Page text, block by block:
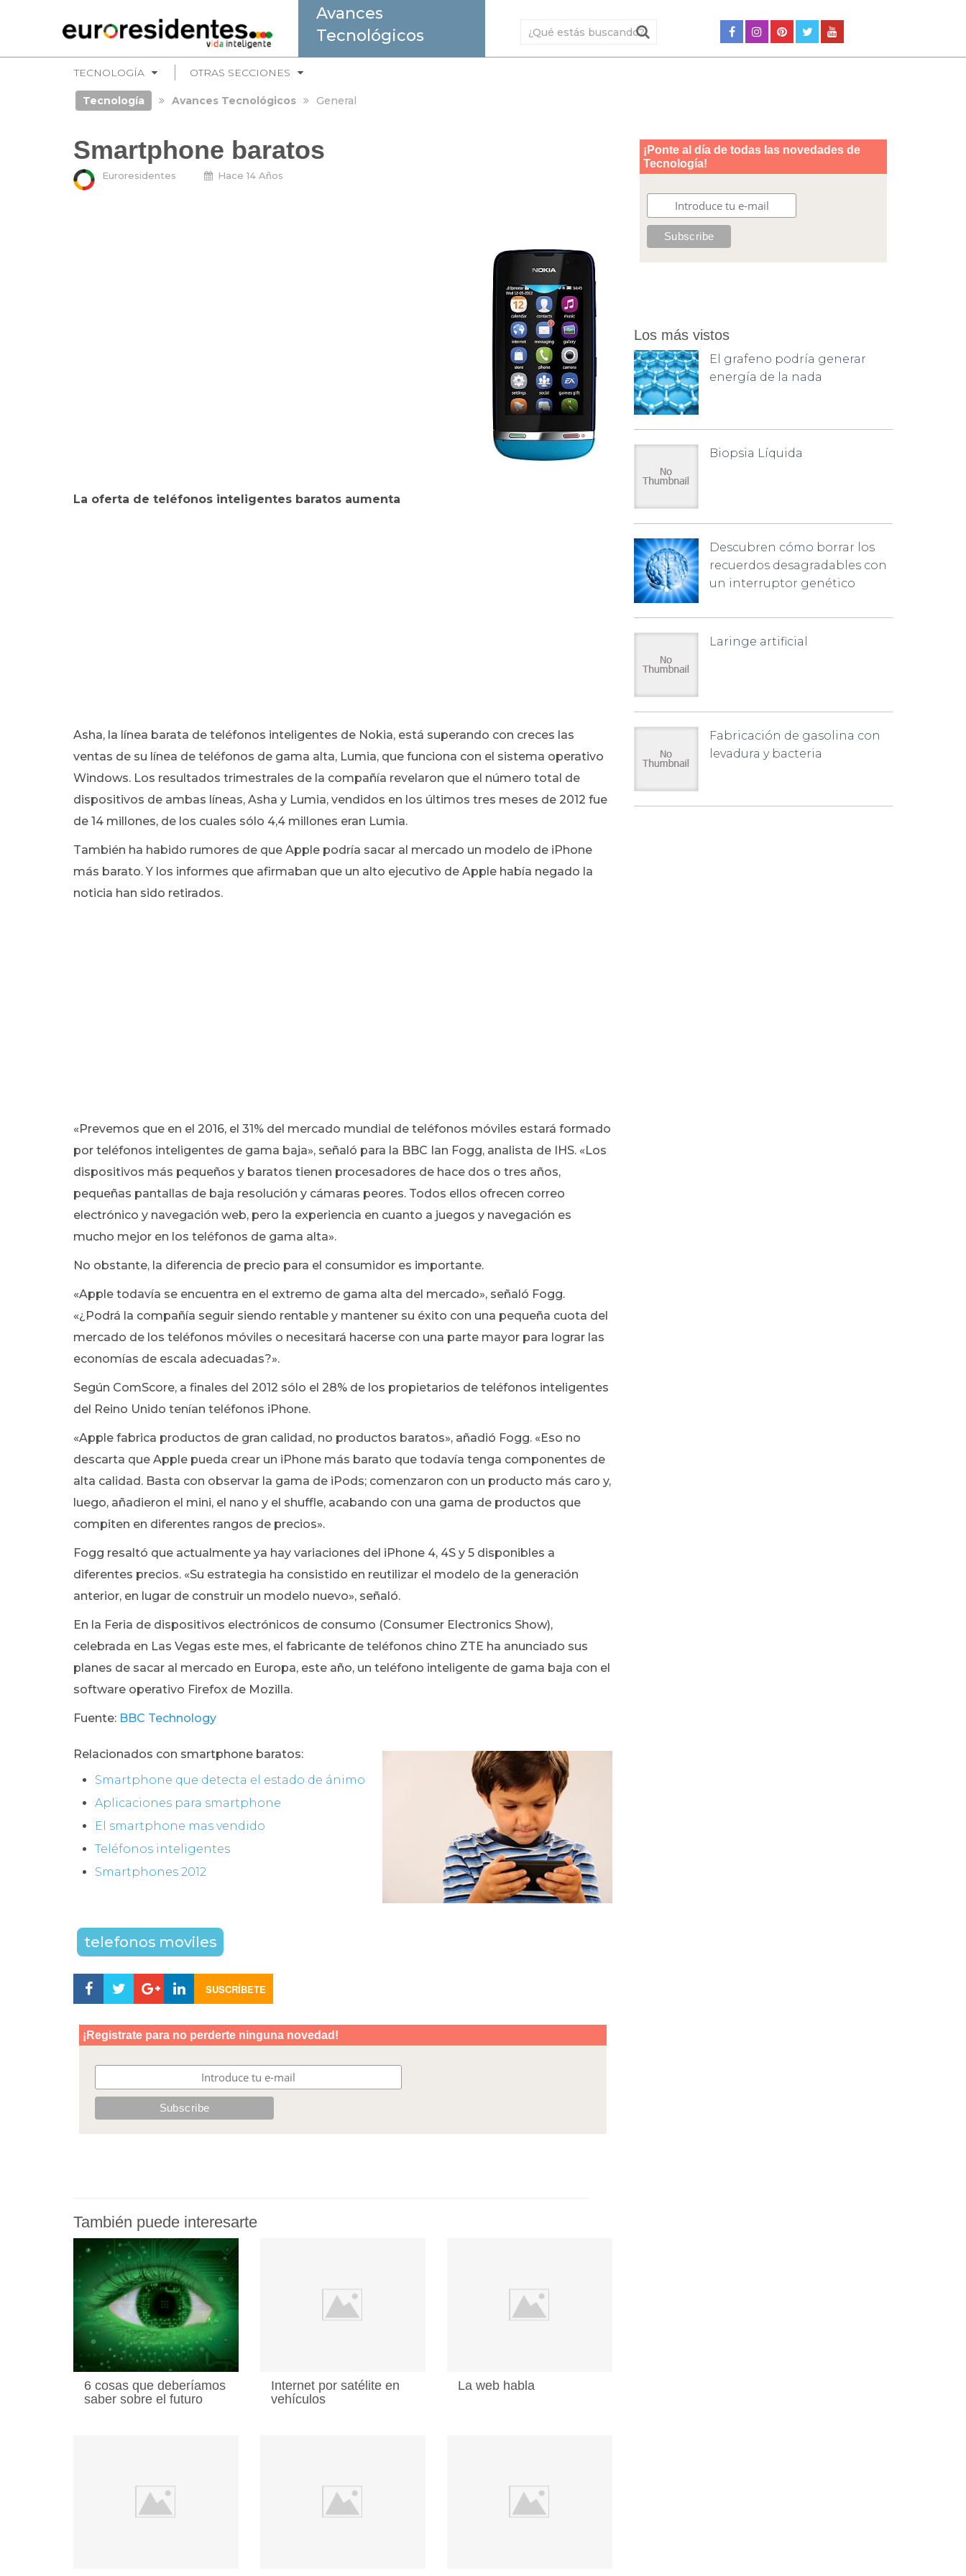
Avances
Tecnológicos
TECNOLOGÍA OTRAS SECCIONES
Tecnología Avances Tecnológicos General
Smartphone baratos
Euroresidentes Hace 14 Años
La oferta de teléfonos inteligentes baratos aumenta
Asha, la línea barata de teléfonos inteligentes de Nokia, está superando con creces las
ventas de su línea de teléfonos de gama alta, Lumia, que funciona con el sistema operativo
Windows. Los resultados trimestrales de la compañía revelaron que el número total de
dispositivos de ambas líneas, Asha y Lumia, vendidos en los últimos tres meses de 2012 fue
de 14 millones, de los cuales sólo 4,4 millones eran Lumia.
También ha habido rumores de que Apple podría sacar al mercado un modelo de iPhone
más barato. Y los informes que afirmaban que un alto ejecutivo de Apple había negado la
noticia han sido retirados.
«Prevemos que en el 2016, el 31% del mercado mundial de teléfonos móviles estará formado
por teléfonos inteligentes de gama baja», señaló para la BBC Ian Fogg, analista de IHS. «Los
dispositivos más pequeños y baratos tienen procesadores de hace dos o tres años,
pequeñas pantallas de baja resolución y cámaras peores. Todos ellos ofrecen correo
electrónico y navegación web, pero la experiencia en cuanto a juegos y navegación es
mucho mejor en los teléfonos de gama alta».
No obstante, la diferencia de precio para el consumidor es importante.
«Apple todavía se encuentra en el extremo de gama alta del mercado», señaló Fogg.
«¿Podrá la compañía seguir siendo rentable y mantener su éxito con una pequeña cuota del
mercado de los teléfonos móviles o necesitará hacerse con una parte mayor para lograr las
economías de escala adecuadas?».
Según ComScore, a finales del 2012 sólo el 28% de los propietarios de teléfonos inteligentes
del Reino Unido tenían teléfonos iPhone.
«Apple fabrica productos de gran calidad, no productos baratos», añadió Fogg. «Eso no
descarta que Apple pueda crear un iPhone más barato que todavía tenga componentes de
alta calidad. Basta con observar la gama de iPods; comenzaron con un producto más caro y,
luego, añadieron el mini, el nano y el shuffle, acabando con una gama de productos que
compiten en diferentes rangos de precios».
Fogg resaltó que actualmente ya hay variaciones del iPhone 4, 4S y 5 disponibles a
diferentes precios. «Su estrategia ha consistido en reutilizar el modelo de la generación
anterior, en lugar de construir un modelo nuevo», señaló.
En la Feria de dispositivos electrónicos de consumo (Consumer Electronics Show),
celebrada en Las Vegas este mes, el fabricante de teléfonos chino ZTE ha anunciado sus
planes de sacar al mercado en Europa, este año, un teléfono inteligente de gama baja con el
software operativo Firefox de Mozilla.
Fuente: BBC Technology
Relacionados con smartphone baratos:
Smartphone que detecta el estado de ánimo
Aplicaciones para smartphone
El smartphone mas vendido
Teléfonos inteligentes
Smartphones 2012
telefonos moviles
SUSCRÍBETE
También puede interesarte
6 cosas que deberíamos
saber sobre el futuro
Internet por satélite en
vehículos
La web habla
Los más vistos
El grafeno podría generar
energía de la nada
Biopsia Líquida
Descubren cómo borrar los
recuerdos desagradables con
un interruptor genético
Laringe artificial
Fabricación de gasolina con
levadura y bacteria